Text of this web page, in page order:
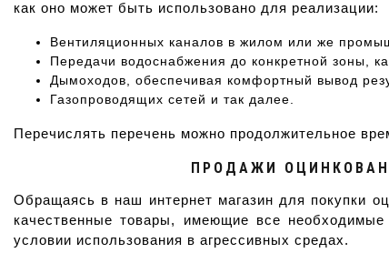
как оно может быть использовано для реализации:
Вентиляционных каналов в жилом или же
Передачи водоснабжения до конкретной зоны,
Дымоходов, обеспечивая комфортный вывод
Газопроводящих сетей и так далее.
Перечислять перечень можно продолжительное
ПРОДАЖИ
Обращаясь в наш интернет магазин для покупки
качественные товары, имеющие все
условии использования в агрессивных средах.